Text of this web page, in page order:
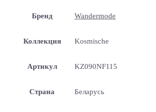
Бренд Wandermode
Коллекция Kosmische
Артикул KZ090NF115
Страна Беларусь